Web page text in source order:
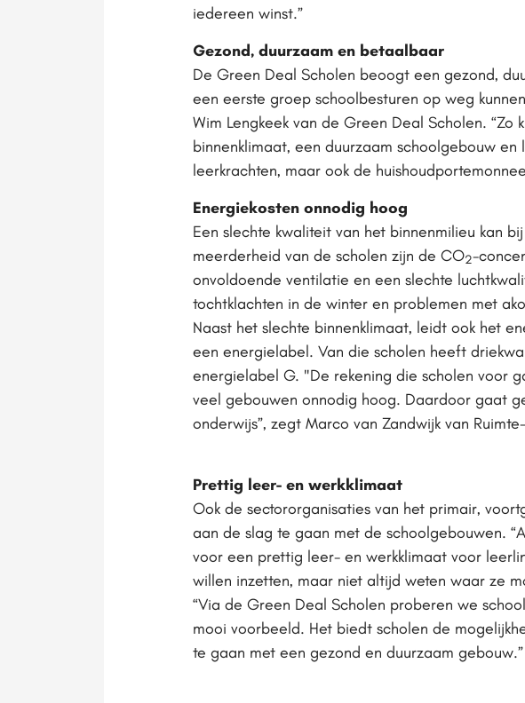
iedereen winst.”
Gezond, duurzaam en betaalbaar
De Green Deal Scholen beoogt een gezond,
een eerste groep schoolbesturen op weg
Wim Lengkeek van de Green Deal Scholen.
binnenklimaat, een duurzaam schoolgebouw
leerkrachten, maar ook de
Energiekosten onnodig hoog
Een slechte kwaliteit van het binnenmilieu kan
meerderheid van de scholen zijn de CO2-
onvoldoende ventilatie en een slechte
tochtklachten in de winter en problemen met
Naast het slechte binnenklimaat, leidt ook het
een energielabel. Van die scholen heeft
energielabel G. "De rekening die scholen voor
veel gebouwen onnodig hoog. Daardoor gaat
onderwijs”, zegt Marco van Zandwijk van
Prettig leer- en werkklimaat
Ook de sectororganisaties van het primair,
aan de slag te gaan met de schoolgebouwen.
voor een prettig leer- en werkklimaat voor
willen inzetten, maar niet altijd weten waar ze
“Via de Green Deal Scholen proberen we
mooi voorbeeld. Het biedt scholen de
te gaan met een gezond en duurzaam gebouw.”